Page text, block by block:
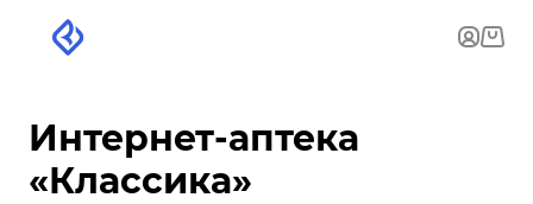
Интернет-аптека
«Классика»